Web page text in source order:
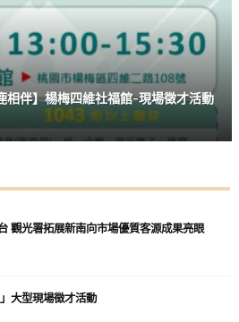
相伴】楊梅四維社福館-現場徵才活動
觀光署拓展新南向市場優質客源成果亮眼
大型現場徵才活動